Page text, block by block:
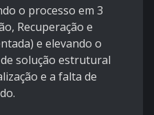
o processo em 3
Recuperação e
e elevando o
solução estrutural
e a falta de